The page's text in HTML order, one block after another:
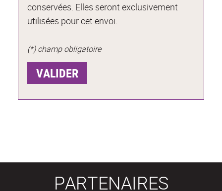
conservées. Elles seront exclusivement
utilisées pour cet envoi.
(*) champ obligatoire
PARTENAIRES